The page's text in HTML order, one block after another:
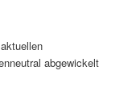
abgewickelt